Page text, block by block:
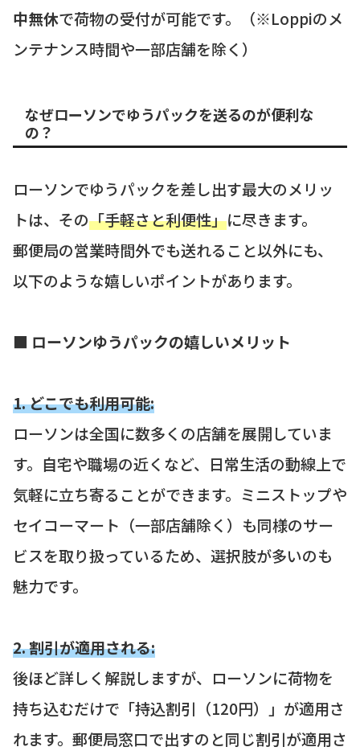
中無休で荷物の受付が可能です。（※Loppiのメ
ンテナンス時間や一部店舗を除く）
なぜローソンでゆうパックを送るのが便利な
の？
ローソンでゆうパックを差し出す最大のメリッ
トは、その「手軽さと利便性」に尽きます。
郵便局の営業時間外でも送れること以外にも、
以下のような嬉しいポイントがあります。
■ ローソンゆうパックの嬉しいメリット
1. どこでも利用可能:
ローソンは全国に数多くの店舗を展開していま
す。自宅や職場の近くなど、日常生活の動線上で
気軽に立ち寄ることができます。ミニストップや
セイコーマート（一部店舗除く）も同様のサー
ビスを取り扱っているため、選択肢が多いのも
魅力です。
2. 割引が適用される:
後ほど詳しく解説しますが、ローソンに荷物を
持ち込むだけで「持込割引（120円）」が適用さ
れます。郵便局窓口で出すのと同じ割引が適用さ